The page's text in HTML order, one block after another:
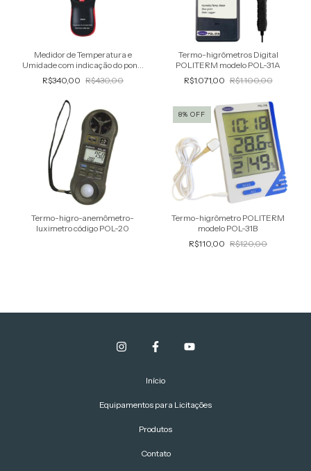
Medidor de Temperatura e
Umidade com indicação do ponto
de Orvalho e Bulbo Úmido modelo
KR921
R$340,00 R$430,00
Termo-higrômetros Digital
POLITERM modelo POL-31A
R$1.071,00 R$1.100,00
Termo-higro-anemômetro-
luximetro código POL-20
8% OFF
Termo-higrômetro POLITERM
modelo POL-31B
R$110,00 R$120,00
Início
Equipamentos para Licitações
Produtos
Contato